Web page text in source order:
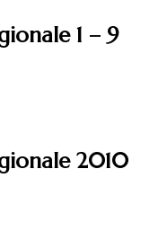
1 – 9
2010